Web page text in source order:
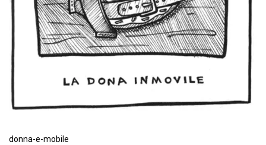
donna-e-mobile